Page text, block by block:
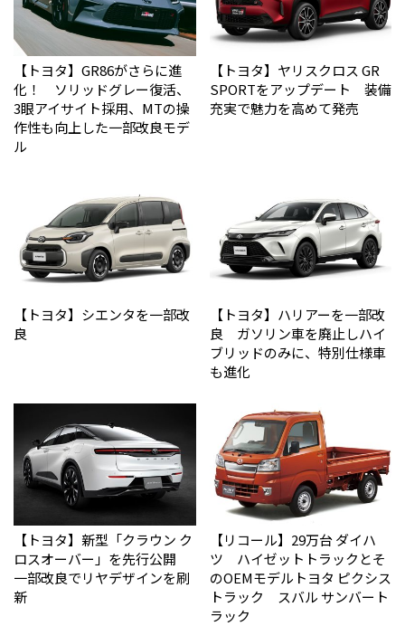
【トヨタ】GR86がさらに進
化！ ソリッドグレー復活、
3眼アイサイト採用、MTの操
作性も向上した一部改良モデ
ル
【トヨタ】ヤリスクロス GR
SPORTをアップデート 装備
充実で魅力を高めて発売
【トヨタ】シエンタを一部改
良
【トヨタ】ハリアーを一部改
良 ガソリン車を廃止しハイ
ブリッドのみに、特別仕様車
も進化
【トヨタ】新型「クラウン ク
ロスオーバー」を先行公開
一部改良でリヤデザインを刷
新
【リコール】29万台 ダイハ
ツ ハイゼットトラックとそ
のOEMモデルトヨタ ピクシス
トラック スバル サンバート
ラック